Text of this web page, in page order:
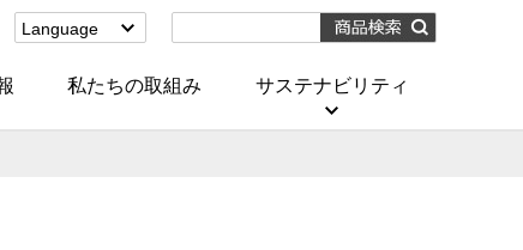
Language
(Corporate)私たちの取組み サステナビリティ